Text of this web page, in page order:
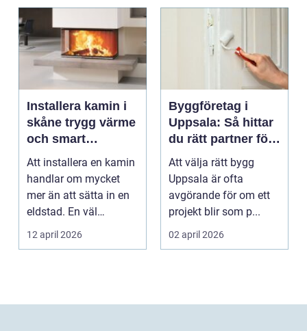
uppvärmnin...
Installera kamin i
skåne trygg värme
och smart
investering
Att installera en kamin
handlar om mycket
mer än att sätta in en
eldstad. En väl
planerad installati...
12 april 2026
Byggföretag i
Uppsala: Så hittar
du rätt partner för
ditt projekt
Att välja rätt bygg
Uppsala är ofta
avgörande för om ett
projekt blir som p...
02 april 2026